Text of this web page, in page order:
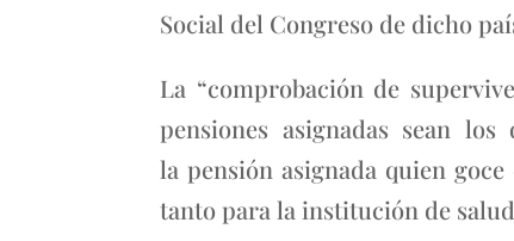
Social del Congreso de dicho
La “comprobación de
pensiones asignadas sean
la pensión asignada quien
tanto para la institución de